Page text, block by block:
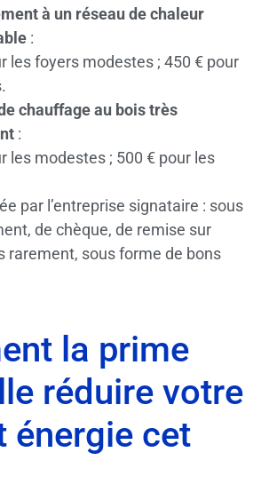
à un réseau de chaleur
:
les foyers modestes ; 450 € pour
chauffage au bois très
:
les modestes ; 500 € pour les
par l’entreprise signataire : sous
de chèque, de remise sur
rarement, sous forme de bons
la prime
réduire votre
énergie cet